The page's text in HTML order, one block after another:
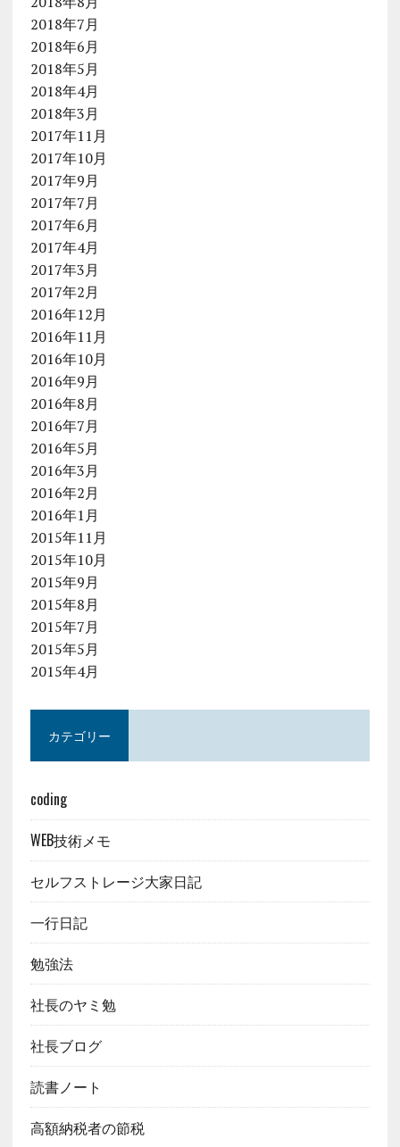
2018年7月
2018年6月
2018年5月
2018年4月
2018年3月
2017年11月
2017年10月
2017年9月
2017年7月
2017年6月
2017年4月
2017年3月
2017年2月
2016年12月
2016年11月
2016年10月
2016年9月
2016年8月
2016年7月
2016年5月
2016年3月
2016年2月
2016年1月
2015年11月
2015年10月
2015年9月
2015年8月
2015年7月
2015年5月
2015年4月
カテゴリー
coding
WEB技術メモ
セルフストレージ大家日記
一行日記
勉強法
社長のヤミ勉
社長ブログ
読書ノート
高額納税者の節税